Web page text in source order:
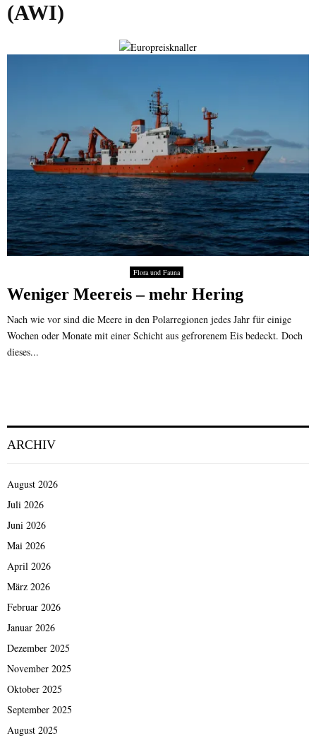
(AWI)
Flora und Fauna
Weniger Meereis – mehr Hering
Nach wie vor sind die Meere in den Polarregionen jedes Jahr für einige
Wochen oder Monate mit einer Schicht aus gefrorenem Eis bedeckt. Doch
dieses...
ARCHIV
August 2026
Juli 2026
Juni 2026
Mai 2026
April 2026
März 2026
Februar 2026
Januar 2026
Dezember 2025
November 2025
Oktober 2025
September 2025
August 2025